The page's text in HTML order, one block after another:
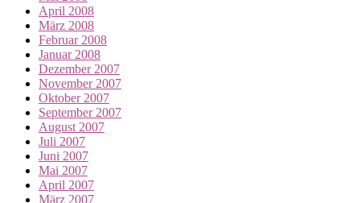
April 2008
März 2008
Februar 2008
Januar 2008
Dezember 2007
November 2007
Oktober 2007
September 2007
August 2007
Juli 2007
Juni 2007
Mai 2007
April 2007
März 2007